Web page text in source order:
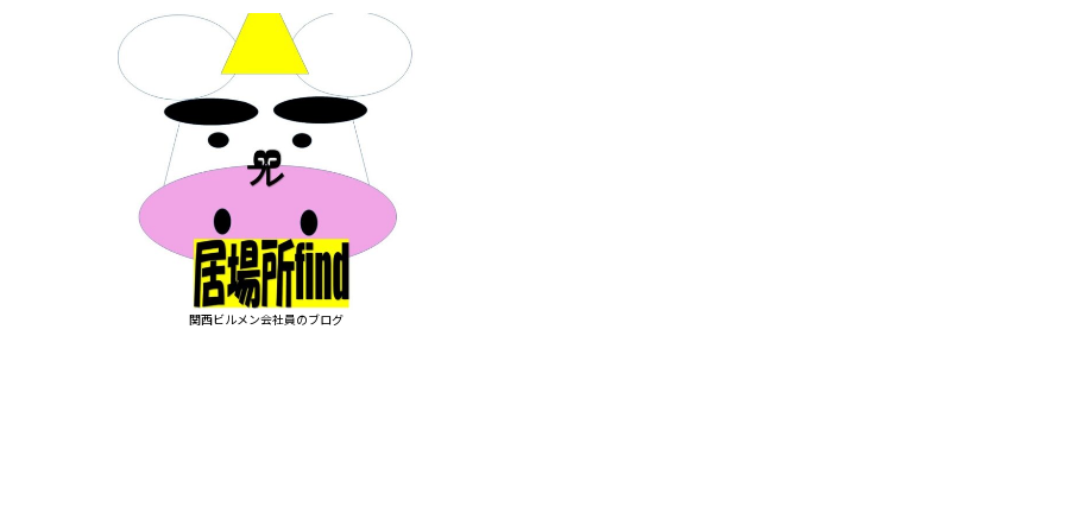
関西ビルメン会社員のブログ